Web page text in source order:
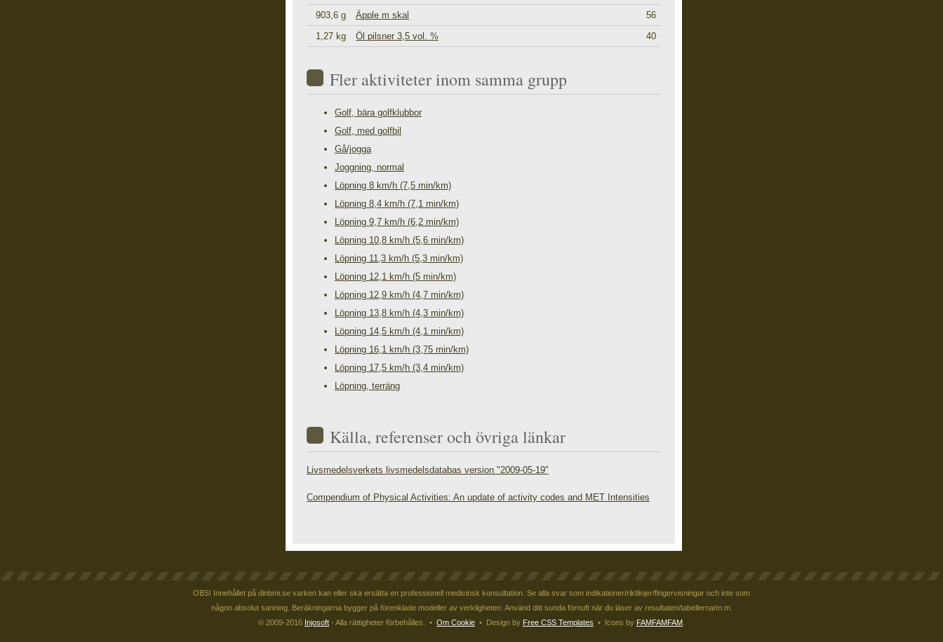
903,6 g
Äpple m skal
56
1,27 kg
Öl pilsner 3,5 vol. % 40
Fler aktiviteter inom samma grupp
Golf, bära golfklubbor
Golf, med golfbil
Gå/jogga
Joggning, normal
Löpning 8 km/h (7,5 min/km)
Löpning 8,4 km/h (7,1 min/km)
Löpning 9,7 km/h (6,2 min/km)
Löpning 10,8 km/h (5,6 min/km)
Löpning 11,3 km/h (5,3 min/km)
Löpning 12,1 km/h (5 min/km)
Löpning 12,9 km/h (4,7 min/km)
Löpning 13,8 km/h (4,3 min/km)
Löpning 14,5 km/h (4,1 min/km)
Löpning 16,1 km/h (3,75 min/km)
Löpning 17,5 km/h (3,4 min/km)
Löpning, terräng
Källa, referenser och övriga länkar
Livsmedelsverkets livsmedelsdatabas version "2009-05-19"
Compendium of Physical Activities: An update of activity codes and MET Intensities
OBS! Innehållet på dinbmi.se varken kan eller ska ersätta en professionell medicinsk konsultation. Se alla svar som indikationer/riktlinjer/fingervisningar och inte som
någon absolut sanning. Beräkningarna bygger på förenklade modeller av verkligheten. Använd ditt sunda förnuft när du läser av resultaten/tabellerna/m.m.
© 2009-2016 Injosoft - Alla rättigheter förbehålles. • Om Cookie • Design by Free CSS Templates • Icons by FAMFAMFAM